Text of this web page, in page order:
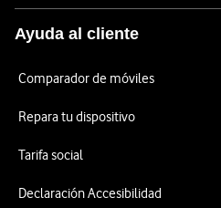
Ayuda al cliente
Comparador de móviles
Repara tu dispositivo
Tarifa social
Declaración Accesibilidad